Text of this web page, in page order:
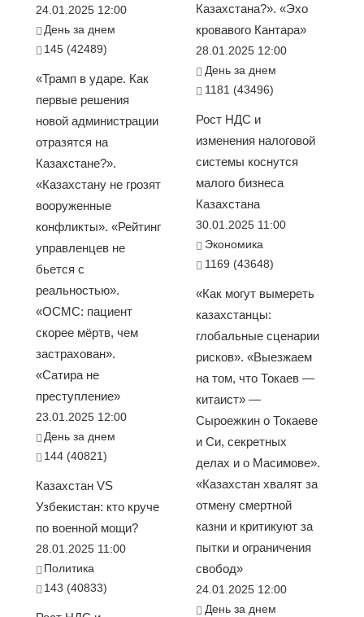
24.01.2025 12:00
День за днем
145 (42489)
«Трамп в ударе. Как
первые решения
новой администрации
отразятся на
Казахстане?».
«Казахстану не грозят
вооруженные
конфликты». «Рейтинг
управленцев не
бьется с
реальностью».
«ОСМС: пациент
скорее мёртв, чем
застрахован».
«Сатира не
преступление»
23.01.2025 12:00
День за днем
144 (40821)
Казахстан VS
Узбекистан: кто круче
по военной мощи?
28.01.2025 11:00
Политика
143 (40833)
Казахстана?». «Эхо
кровавого Кантара»
28.01.2025 12:00
День за днем
1181 (43496)
Рост НДС и
изменения налоговой
системы коснутся
малого бизнеса
Казахстана
30.01.2025 11:00
Экономика
1169 (43648)
«Как могут вымереть
казахстанцы:
глобальные сценарии
рисков». «Выезжаем
на том, что Токаев —
китаист» —
Сыроежкин о Токаеве
и Си, секретных
делах и о Масимове».
«Казахстан хвалят за
отмену смертной
казни и критикуют за
пытки и ограничения
свобод»
24.01.2025 12:00
День за днем